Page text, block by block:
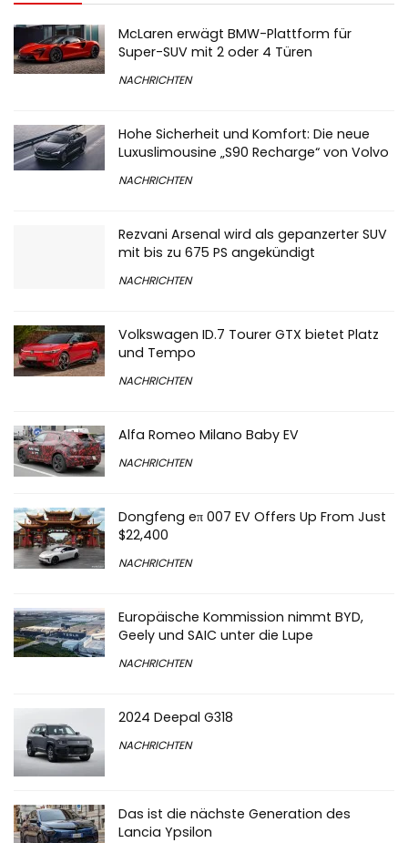
McLaren erwägt BMW-Plattform für
Super-SUV mit 2 oder 4 Türen
NACHRICHTEN
Hohe Sicherheit und Komfort: Die neue
Luxuslimousine „S90 Recharge“ von Volvo
NACHRICHTEN
Rezvani Arsenal wird als gepanzerter SUV
mit bis zu 675 PS angekündigt
NACHRICHTEN
Volkswagen ID.7 Tourer GTX bietet Platz
und Tempo
NACHRICHTEN
Alfa Romeo Milano Baby EV
NACHRICHTEN
Dongfeng eπ 007 EV Offers Up From Just
$22,400
NACHRICHTEN
Europäische Kommission nimmt BYD,
Geely und SAIC unter die Lupe
NACHRICHTEN
2024 Deepal G318
NACHRICHTEN
Das ist die nächste Generation des
Lancia Ypsilon